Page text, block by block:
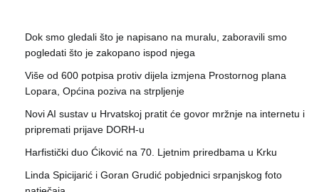
Dok smo gledali što je napisano na muralu, zaboravili smo
pogledati što je zakopano ispod njega
Više od 600 potpisa protiv dijela izmjena Prostornog plana
Lopara, Općina poziva na strpljenje
Novi AI sustav u Hrvatskoj pratit će govor mržnje na internetu i
pripremati prijave DORH-u
Harfistički duo Ćiković na 70. Ljetnim priredbama u Krku
Linda Spicijarić i Goran Grudić pobjednici srpanjskog foto